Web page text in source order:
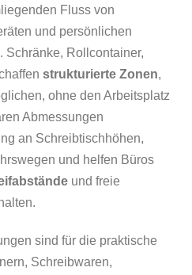
Fluss von
und persönlichen
Schränke, Rollcontainer,
strukturierte Zonen,
ohne den Arbeitsplatz
Abmessungen
an Schreibtischhöhen,
und helfen Büros
und freie
sind für die praktische
Schreibwaren,